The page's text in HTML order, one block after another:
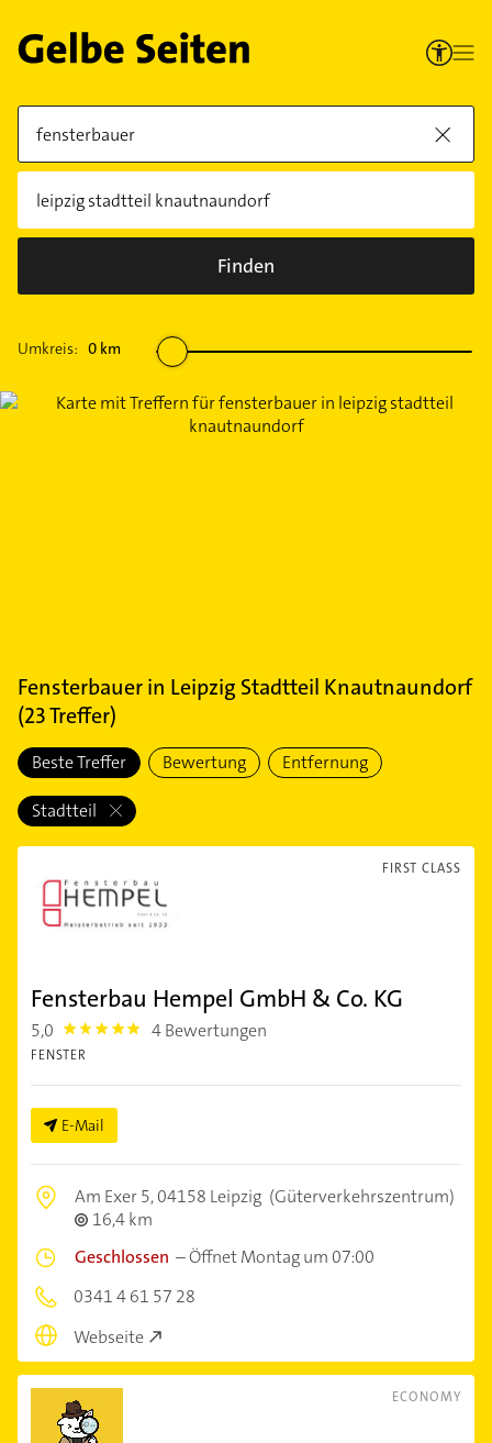
Finden
Umkreis: 0 km
Fensterbauerin Leipzig Stadtteil Knautnaundorf
(23Treffer)
Beste Treffer Bewertung Entfernung
Stadtteil
FIRST CLASS
Fensterbau Hempel GmbH & Co. KG
5,0 5.0 4 Bewertungen
FENSTER
E-Mail
Am Exer 5,04158 Leipzig (Güterverkehrszentrum)
16,4 km
Geschlossen –Öffnet Montag um 07:00
0341 4 61 57 28
Webseite
ECONOMY